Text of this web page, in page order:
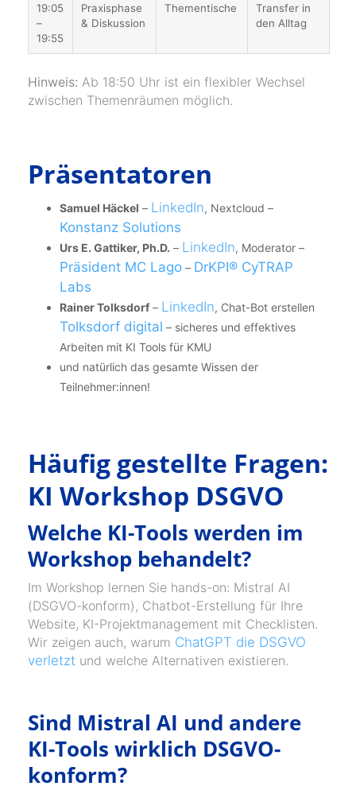
19:05
–
19:55
Praxisphase
& Diskussion
Thementische
Transfer in
den Alltag
Hinweis: Ab 18:50 Uhr ist ein flexibler Wechsel
zwischen Themenräumen möglich.
Präsentatoren
Samuel Häckel – LinkedIn, Nextcloud –
Konstanz Solutions
Urs E. Gattiker, Ph.D. – LinkedIn, Moderator –
Präsident MC Lago – DrKPI® CyTRAP
Labs
Rainer Tolksdorf – LinkedIn, Chat-Bot erstellen
Tolksdorf digital – sicheres und effektives
Arbeiten mit KI Tools für KMU
und natürlich das gesamte Wissen der
Teilnehmer:innen!
Häufig gestellte Fragen:
KI Workshop DSGVO
Welche KI-Tools werden im
Workshop behandelt?
Im Workshop lernen Sie hands-on: Mistral AI
(DSGVO-konform), Chatbot-Erstellung für Ihre
Website, KI-Projektmanagement mit Checklisten.
Wir zeigen auch, warum ChatGPT die DSGVO
verletzt und welche Alternativen existieren.
Sind Mistral AI und andere
KI-Tools wirklich DSGVO-
konform?